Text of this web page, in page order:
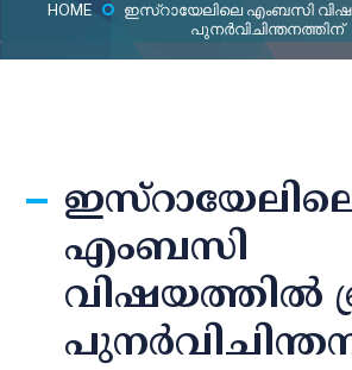
HOME
ഇസ്‌റായേലിലെ എംബസി
പുനര്‍വിചിന്തനത്തിന്
എംബസി
വിഷയത്തില്‍